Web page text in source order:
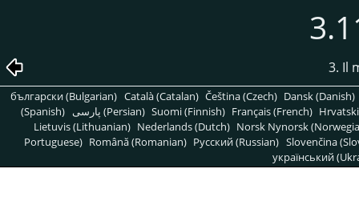
3. Il
български (Bulgarian) Català (Catalan) Čeština (Czech) Dansk (Danish)
(Spanish)
پارسی (Persian) Suomi (Finnish) Français (French)
Lietuvis (Lithuanian) Nederlands (Dutch) Norsk Nynorsk
Portuguese) Română (Romanian) Pусский (Russian) Slovenčina
український